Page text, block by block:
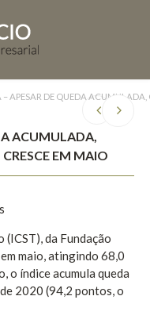
APESAR DE QUEDA
ACUMULADA,
EM MAIO
da Fundação
maio, atingindo 68,0
o índice acumula queda
2020 (94,2 pontos, o